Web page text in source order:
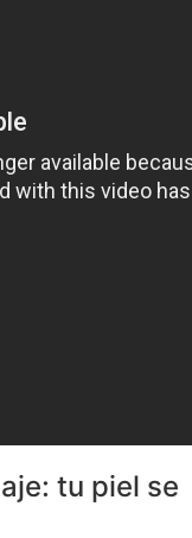
tu piel se